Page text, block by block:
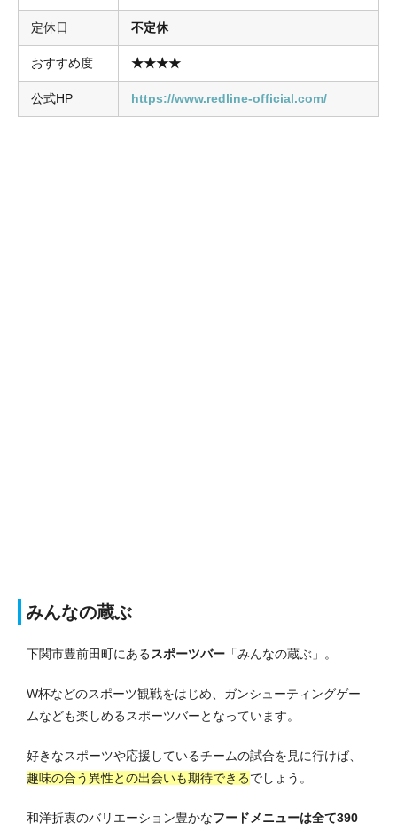
定休日 不定休
おすすめ度 ★★★★
公式HP https://www.redline-official.com/
みんなの蔵ぶ
下関市豊前田町にある スポーツバー 「みんなの蔵ぶ」。
W杯などのスポーツ観戦をはじめ、ガンシューティングゲー
ムなども楽しめるスポーツバーとなっています。
好きなスポーツや応援しているチームの試合を見に行けば、
趣味の合う異性との出会いも期待できるでしょう。
和洋折衷のバリエーション豊かなフードメニューは全て390